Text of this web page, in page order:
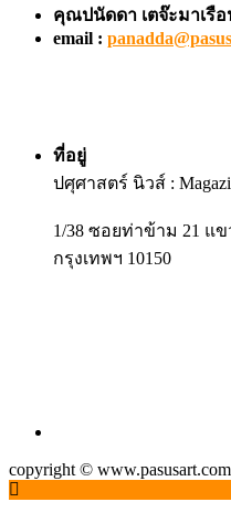
คุณปนัดดา เตจ๊ะมาเรื
email :
ที่อยู่
ปศุศาสตร์ นิวส์ :
1/38 ซอยท่าข้าม 21 แ
กรุงเทพฯ 10150
copyright © www.pasusart.com